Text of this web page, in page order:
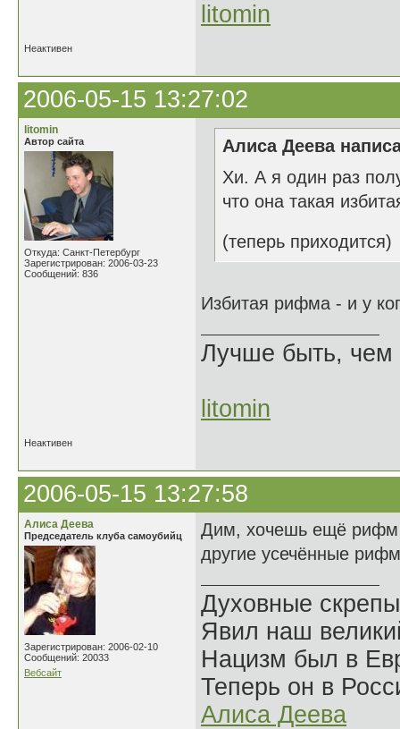
litomin
Неактивен
2006-05-15 13:27:02
litomin
Автор сайта
Откуда: Санкт-Петербург
Зарегистрирован: 2006-03-23
Сообщений: 836
Алиса Деева
Хи. А я один раз
что она такая
(теперь приходится)
Избитая рифма - и у
Лучше быть, чем
litomin
Неактивен
2006-05-15 13:27:58
Алиса Деева
Председатель клуба самоубийц
Зарегистрирован: 2006-02-10
Сообщений: 20033
Вебсайт
Дим, хочешь ещё рифм
другие усечённые
Духовные
Явил наш
Нацизм был в
Теперь он в
Алиса Деева